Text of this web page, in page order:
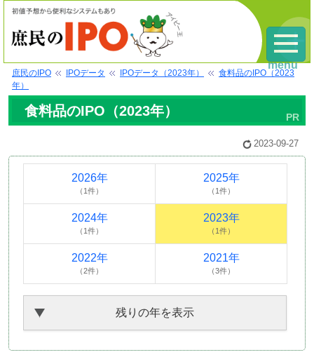
庶民のIPO IPOデータ IPOデータ（2023年）
食料品のIPO（2023
年）
食料品のIPO（2023年）
2023-09-27
2026年
（1件）
2025年
（1件）
2024年
（1件）
2023年
（1件）
2022年
（2件）
2021年
（3件）
残りの年を表示
menu